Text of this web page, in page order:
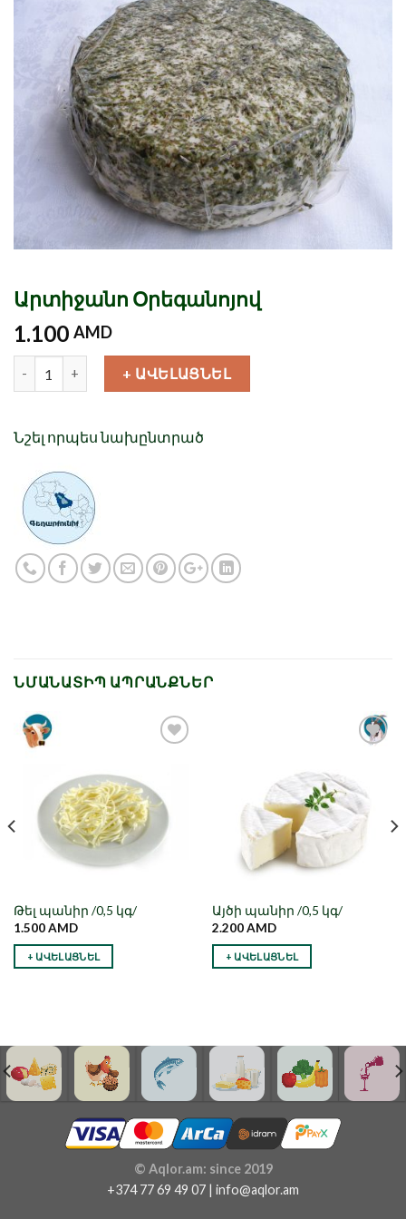
Արտիջանո Օրեգանոյով
1.100 AMD
+ ԱՎԵԼԱՑՆԵԼ
Նշել որպես նախընտրած
ՆՄԱՆԱՏԻՊ ԱՊՐԱՆՔՆԵՐ
Թել պանիր /0,5 կգ/
1.500AMD
+ ԱՎԵԼԱՑՆԵԼ
Այծի պանիր /0,5 կգ/
2.200AMD
+ ԱՎԵԼԱՑՆԵԼ
© Aqlor.am: since 2019
+374 77 69 49 07 | info@aqlor.am